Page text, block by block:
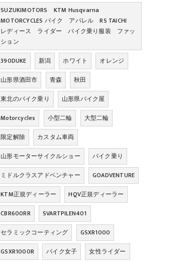
SUZUKIMOTORS KTM Husqvarna
MOTORCYCLES バイク アパレル RS TAICHI
レディース ライダー バイク乗り服装 ファッ
ション
390DUKE
新潟 ホワイト
オレンジ
山形県酒田市
青森
秋田
東北のバイク乗り
山形県バイク屋
Motorcycles
小型二輪
大型二輪
限定解除
カスタム車両
山形モーターサイクルショー
バイク乗り
ミドルクラスアドベンチャー
GOADVENTURE
KTM正規ディーラー
HQV正規ディーラー
CBR600RR
SVARTPILEN401
セラミックコーティング
GSXR1000
GSXR1000R
バイク女子 女性ライダー